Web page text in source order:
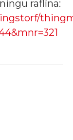
raflína: